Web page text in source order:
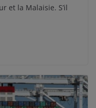
et la Malaisie. S’il